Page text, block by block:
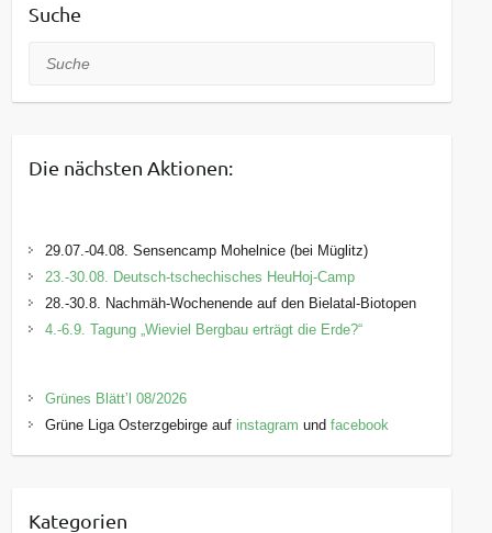
Suche
Suche
Die nächsten Aktionen:
29.07.-04.08. Sensencamp Mohelnice (bei Müglitz)
23.-30.08. Deutsch-tschechisches HeuHoj-Camp
28.-30.8. Nachmäh-Wochenende auf den Bielatal-Biotopen
4.-6.9. Tagung „Wieviel Bergbau erträgt die Erde?“
Grünes Blätt’l 08/2026
Grüne Liga Osterzgebirge auf instagram undfacebook
Kategorien